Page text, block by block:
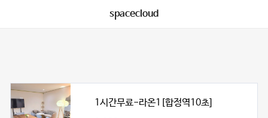
spacecloud
1시간무료-라온1[합정역10초]